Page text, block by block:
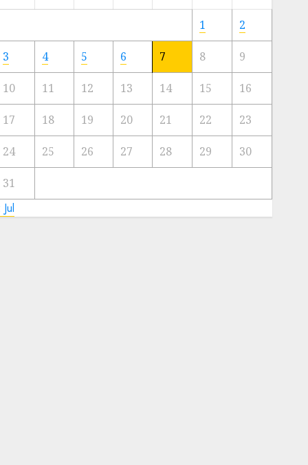
Artis
Kota
23/11/2024
0
1 2
3 4 5 6 7 8 9
10 11 12 13 14 15 16
17 18 19 20 21 22 23
24 25 26 27 28 29 30
31